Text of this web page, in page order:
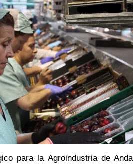
para la Agroindustria de